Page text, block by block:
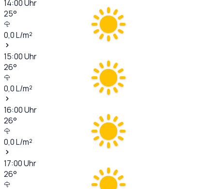
14:00Uhr
25°
0,0L/m²
15:00Uhr
26°
0,0L/m²
16:00Uhr
26°
0,0L/m²
17:00Uhr
26°